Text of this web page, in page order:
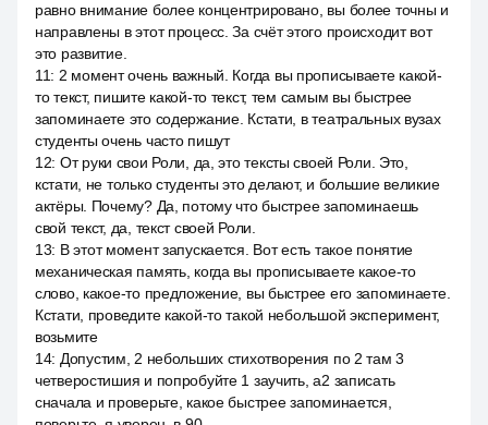
равно внимание более концентрировано, вы более точны и
направлены в этот процесс. За счёт этого происходит вот
это развитие.
11: 2 момент очень важный. Когда вы прописываете какой-
то текст, пишите какой-то текст, тем самым вы быстрее
запоминаете это содержание. Кстати, в театральных вузах
студенты очень часто пишут
12: От руки свои Роли, да, это тексты своей Роли. Это,
кстати, не только студенты это делают, и большие великие
актёры. Почему? Да, потому что быстрее запоминаешь
свой текст, да, текст своей Роли.
13: В этот момент запускается. Вот есть такое понятие
механическая память, когда вы прописываете какое-то
слово, какое-то предложение, вы быстрее его запоминаете.
Кстати, проведите какой-то такой небольшой эксперимент,
возьмите
14: Допустим, 2 небольших стихотворения по 2 там 3
четверостишия и попробуйте 1 заучить, a2 записать
сначала и проверьте, какое быстрее запоминается,